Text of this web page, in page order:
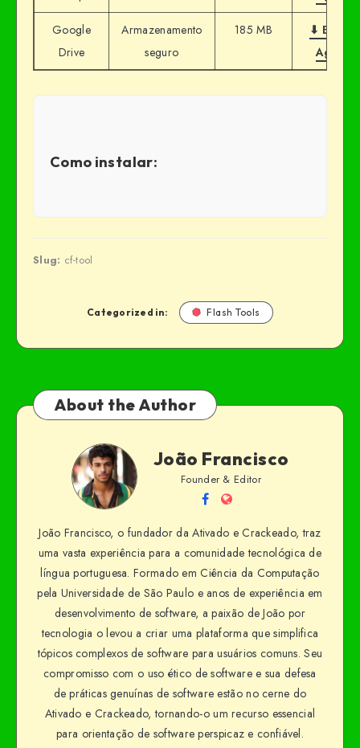
Google
Drive
Armazenamento
seguro
185 MB
⬇ Baixar
Agora
Como instalar:
Slug: cf-tool
Categorized in: Flash Tools
About the Author
João Francisco
Founder & Editor
João Francisco, o fundador da Ativado e Crackeado, traz
uma vasta experiência para a comunidade tecnológica de
língua portuguesa. Formado em Ciência da Computação
pela Universidade de São Paulo e anos de experiência em
desenvolvimento de software, a paixão de João por
tecnologia o levou a criar uma plataforma que simplifica
tópicos complexos de software para usuários comuns. Seu
compromisso com o uso ético de software e sua defesa
de práticas genuínas de software estão no cerne do
Ativado e Crackeado, tornando-o um recurso essencial
para orientação de software perspicaz e confiável.